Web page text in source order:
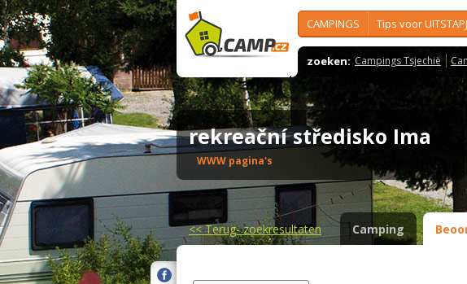
CAMPINGS Tips voor
zoeken: Campings Tsjechië
rekreační středisko Ima
WWW pagina's
<<Terug- zoekresultaten Camping